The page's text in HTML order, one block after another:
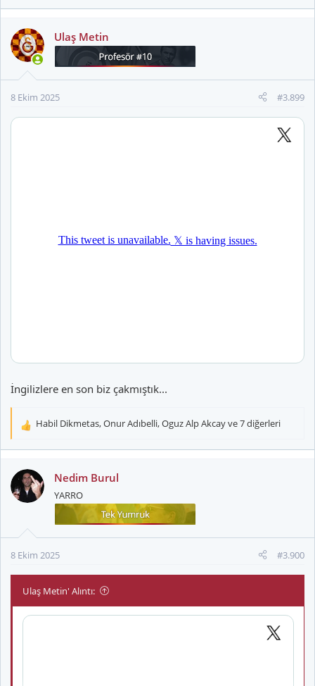
Ulaş Metin
8 Ekim 2025 #3.899
İngilizlere en son biz çakmıştık...
T
k
i
l
Habil Dikmetas,Onur Adıbelli,Oguz Alp Akcayve 7 diğerleri
Nedim Burul
YARRO
8 Ekim 2025 #3.900
Ulaş Metin' Alıntı: